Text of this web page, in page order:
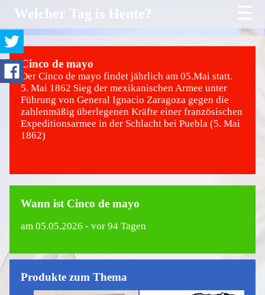
Welcher Tag is Heute? ☰
Cinco de mayo
Der Cinco de mayo findet jährlich am 05.Mai statt.
5. Mai 1862 Sieg der mexikanischen Armee unter
Führung von General Ignacio Zaragoza gegen die
zahlenmäßig überlegenen Kräfte einer französischen
Expeditionsarmee in der Schlacht bei Puebla (5. Mai
1862)
Wann ist Cinco de mayo
am 05.05.2026 - vor 94 Tagen
Produkte zum Thema